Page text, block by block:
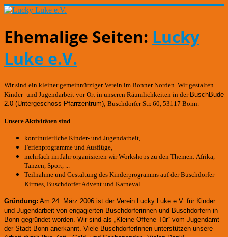
Ehemalige Seiten: Lucky
Luke e.V.
Wir sind ein kleiner gemeinnütziger Verein im Bonner Norden. Wir gestalten
Kinder- und Jugendarbeit vor Ort in unseren Räumlichkeiten in der BuschBude
2.0 (Untergeschoss Pfarrzentrum) Buschdorfer Str. 60, 53117 Bonn.
Unsere Aktivitäten sind
kontinuierliche Kinder- und Jugendarbeit,
Ferienprogramme und Ausflüge,
mehrfach im Jahr organisieren wir Workshops zu den Themen: Afrika,
Tanzen, Sport, ...
Teilnahme und Gestaltung des Kinderprogramms auf der Buschdorfer
Kirmes, Buschdorfer Advent und Karneval
Gründung: Am 24. März 2006 ist der Verein Lucky Luke e.V. für Kinder
und Jugendarbeit von engagierten Buschdorferinnen und Buschdorfern in
Bonn gegründet worden. Wir sind als „Kleine Offene Tür“ vom Jugendamt
der Stadt Bonn anerkannt. Viele BuschdorferInnen unterstützen unsere